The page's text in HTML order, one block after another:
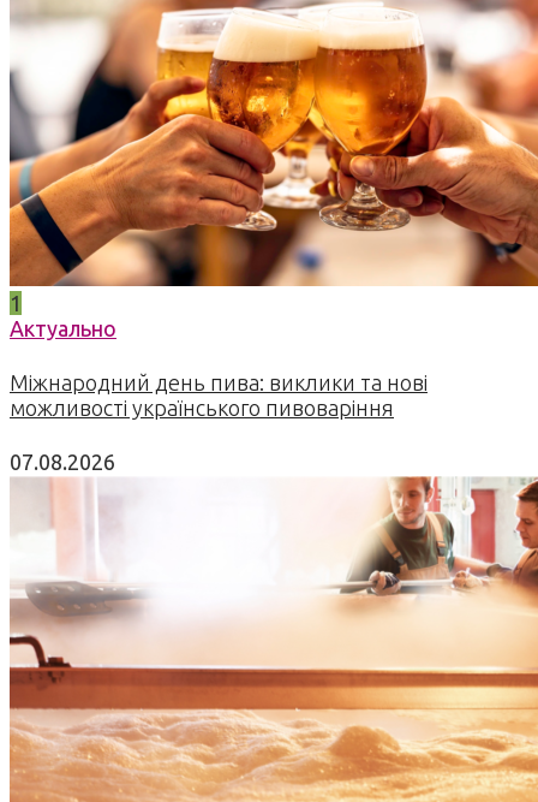
1
Актуально
Міжнародний день пива: виклики та нові
можливості українського пивоваріння
07.08.2026